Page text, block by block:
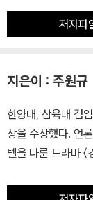
저자파
지은이 : 주원규
한양대, 삼육대 겸
상을 수상했다. 언
텔을 다룬 드라마